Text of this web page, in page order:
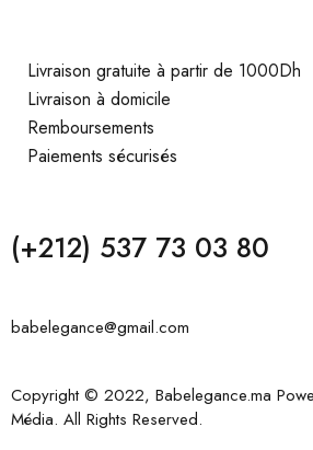
Livraison gratuite à partir de 1000Dh
Livraison à domicile
Remboursements
Paiements sécurisés
(+212) 537 73 03 80
babelegance@gmail.com
Copyright © 2022, Babelegance.ma
Média. All Rights Reserved.